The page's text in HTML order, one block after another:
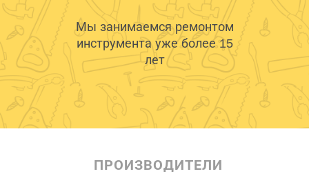
Мы занимаемся ремонтом
инструмента уже более 15
лет
ПРОИЗВОДИТЕЛИ